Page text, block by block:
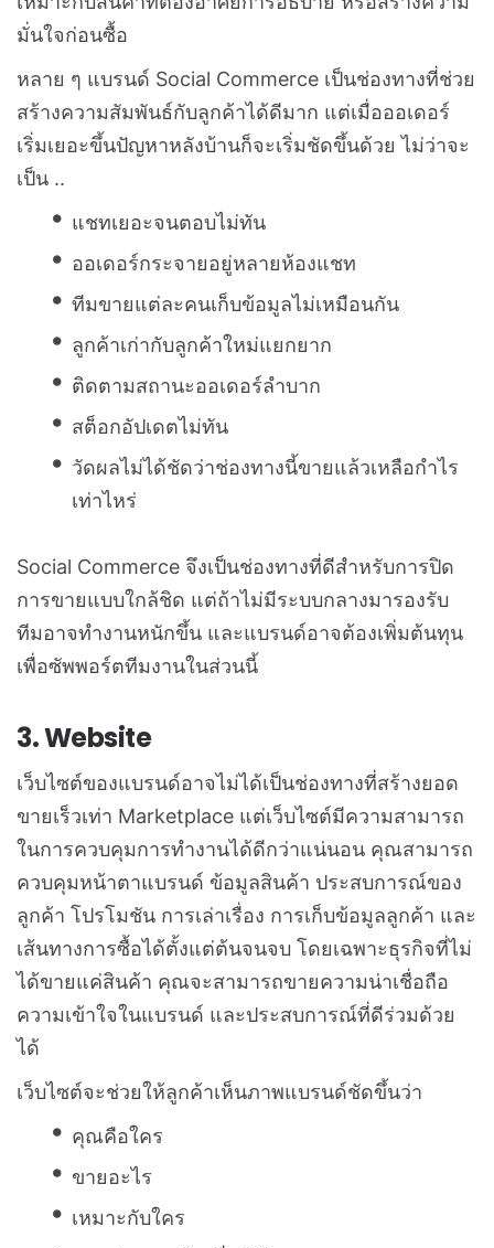
มั่นใจก่อนซื้อ
หลาย ๆ แบรนด์ Social Commerce เป็นช่องทางที่ช่วย
สร้างความสัมพันธ์กับลูกค้าได้ดีมาก แต่เมื่อออเดอร์
เริ่มเยอะขึ้นปัญหาหลังบ้านก็จะเริ่มชัดขึ้นด้วย ไม่ว่าจะ
เป็น ..
แชทเยอะจนตอบไม่ทัน
ออเดอร์กระจายอยู่หลายห้องแชท
ทีมขายแต่ละคนเก็บข้อมูลไม่เหมือนกัน
ลูกค้าเก่ากับลูกค้าใหม่แยกยาก
ติดตามสถานะออเดอร์ลำบาก
สต็อกอัปเดตไม่ทัน
วัดผลไม่ได้ชัดว่าช่องทางนี้ขายแล้วเหลือกำไร
เท่าไหร่
Social Commerce จึงเป็นช่องทางที่ดีสำหรับการปิด
การขายแบบใกล้ชิด แต่ถ้าไม่มีระบบกลางมารองรับ
ทีมอาจทำงานหนักขึ้น และแบรนด์อาจต้องเพิ่มต้นทุน
เพื่อซัพพอร์ตทีมงานในส่วนนี้
3. Website
เว็บไซต์ของแบรนด์อาจไม่ได้เป็นช่องทางที่สร้างยอด
ขายเร็วเท่า Marketplace แต่เว็บไซต์มีความสามารถ
ในการควบคุมการทำงานได้ดีกว่าแน่นอน คุณสามารถ
ควบคุมหน้าตาแบรนด์ ข้อมูลสินค้า ประสบการณ์ของ
ลูกค้า โปรโมชัน การเล่าเรื่อง การเก็บข้อมูลลูกค้า และ
เส้นทางการซื้อได้ตั้งแต่ต้นจนจบ โดยเฉพาะธุรกิจที่ไม่
ได้ขายแค่สินค้า คุณจะสามารถขายความน่าเชื่อถือ
ความเข้าใจในแบรนด์ และประสบการณ์ที่ดีร่วมด้วย
ได้
เว็บไซต์จะช่วยให้ลูกค้าเห็นภาพแบรนด์ชัดขึ้นว่า
คุณคือใคร
ขายอะไร
เหมาะกับใคร